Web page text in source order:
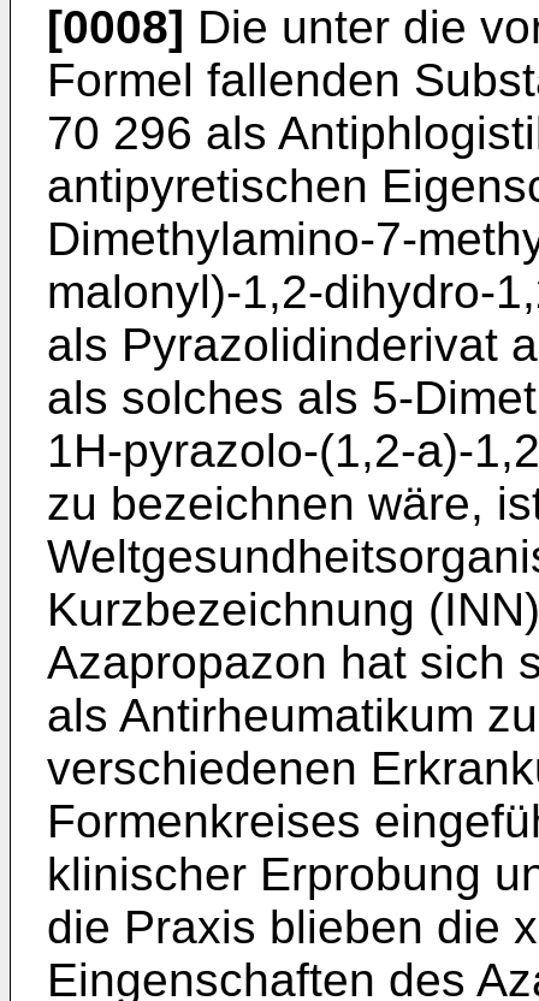
[0008] Die unter die
Formel fallenden
70 296 als
antipyretischen
Dimethylamino-7-
malonyl)-1,2-dihydro-
als Pyrazolidinderivat
als solches als 5-
1H-pyrazolo-(1,2-a)-
zu bezeichnen wäre,
Kurzbezeichnung
Azapropazon hat sich
als Antirheumatikum
verschiedenen
Formenkreises
klinischer Erprobung
die Praxis blieben die
Eingenschaften des